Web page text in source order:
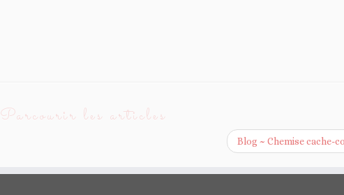
Parcourir les articles
Blog ~ Chemise cache-